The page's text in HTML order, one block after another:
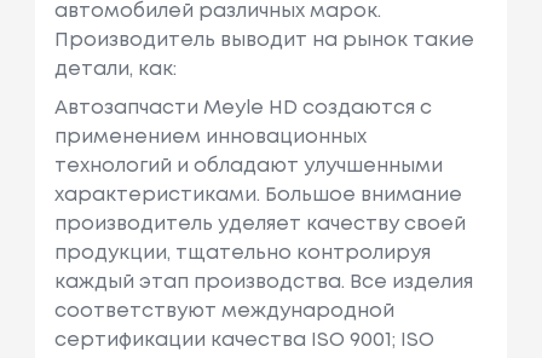
автомобилей различных марок.
Производитель выводит на рынок такие
детали, как:
Автозапчасти Meyle HD создаются с
применением инновационных
технологий и обладают улучшенными
характеристиками. Большое внимание
производитель уделяет качеству своей
продукции, тщательно контролируя
каждый этап производства. Все изделия
соответствуют международной
сертификации качества ISO 9001; ISO